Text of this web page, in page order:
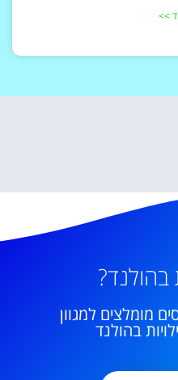
>>
מומלצים למגוון
בהולנד